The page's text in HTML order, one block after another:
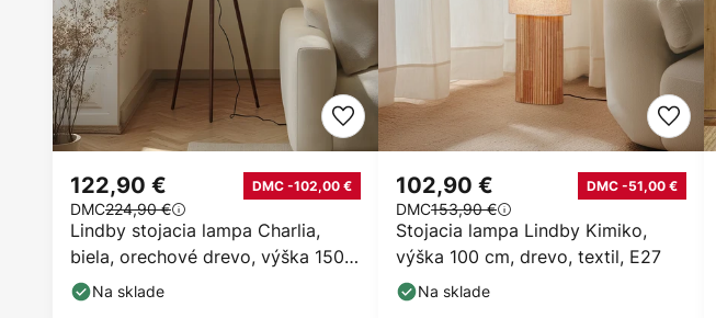
Lindby stojacia lampa Charlia,
biela, orechové drevo, výška 150
cm
122,90 € DMC -102,00 €
DMC224,90 €
Na sklade
Stojacia lampa Lindby Kimiko,
výška 100 cm, drevo, textil, E27
102,90 € DMC -51,00 €
DMC153,90 €
Na sklade